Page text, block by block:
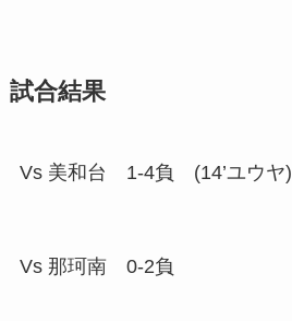
試合結果
Vs 美和台 1-4負 (14’ユウヤ)
Vs 那珂南 0-2負